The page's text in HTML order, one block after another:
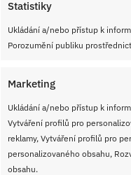
Statistiky
Ukládání a/nebo přístup k
Porozumění publiku
Marketing
Ukládání a/nebo přístup k
Vytváření profilů pro
reklamy, Vytváření profilů pro
personalizovaného obsahu,
obsahu.
čedarem
Víte, že